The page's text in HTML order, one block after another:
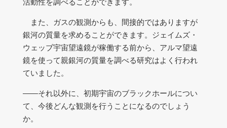
活動性を調べることができます。
また、ガスの観測からも、間接的ではありますが
銀河の質量を求めることができます。ジェイムズ・
ウェッブ宇宙望遠鏡が稼働する前から、アルマ望遠
鏡を使って親銀河の質量を調べる研究はよく行われ
ていました。
――それ以外に、初期宇宙のブラックホールについ
て、今後どんな観測を行うことになるのでしょう
か。